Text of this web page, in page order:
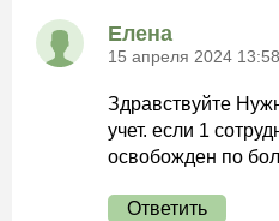
Елена
15 апреля 2024 13:58
Здравствуйте
учет. если 1
освобожден по
Ответить